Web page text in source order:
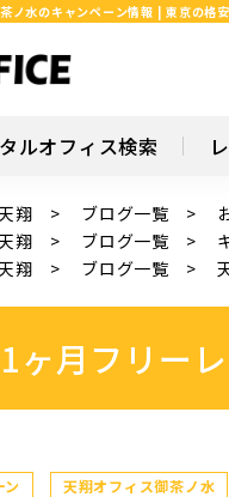
ノ水のキャンペーン情報 | 東京の格
ルオフィス検索
翔 ブログ一覧
翔
ブログ一覧
翔
ブログ一覧
1ヶ月フリー
ン 天翔オフィス御茶ノ水